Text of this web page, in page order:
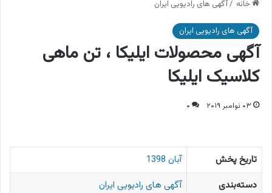
خانه /آگهی های رادیویی ایران
آگهی های رادیویی ایران
آگهی محصولات ایلیکا ، تن ماهی
کلاسیک ایلیکا
۰۳ نوامبر ۲۰۱۹ ۰
تاریخ پخش
آبان 1398
دسته‌بندی
آگهی های رادیویی ایران